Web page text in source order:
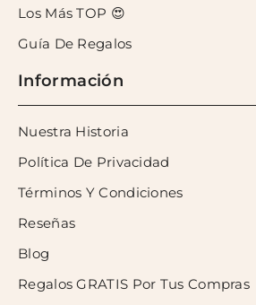
Los Más TOP 😍
Guía De Regalos
Información
Nuestra Historia
Política De Privacidad
Términos Y Condiciones
Reseñas
Blog
Regalos GRATIS Por Tus Compras